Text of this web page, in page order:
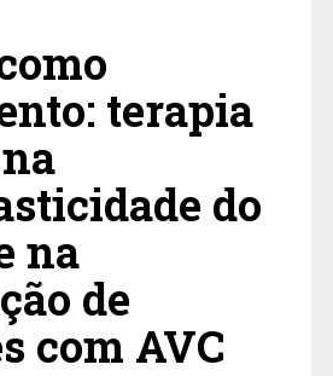
terapia
do
na
de
com AVC